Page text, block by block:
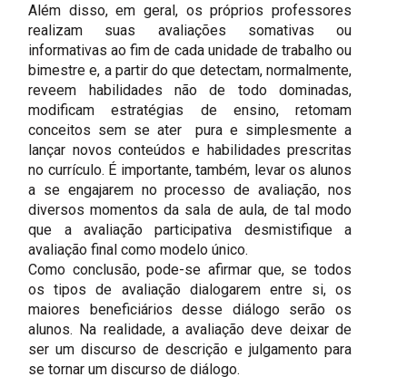
Além disso, em geral, os próprios professores
realizam suas avaliações somativas ou
informativas ao fim de cada unidade de trabalho ou
bimestre e, a partir do que detectam, normalmente,
reveem habilidades não de todo dominadas,
modificam estratégias de ensino, retomam
conceitos sem se ater pura e simplesmente a
lançar novos conteúdos e habilidades prescritas
no currículo. É importante, também, levar os alunos
a se engajarem no processo de avaliação, nos
diversos momentos da sala de aula, de tal modo
que a avaliação participativa desmistifique a
avaliação final como modelo único.
Como conclusão, pode-se afirmar que, se todos
os tipos de avaliação dialogarem entre si, os
maiores beneficiários desse diálogo serão os
alunos. Na realidade, a avaliação deve deixar de
ser um discurso de descrição e julgamento para
se tornar um discurso de diálogo.